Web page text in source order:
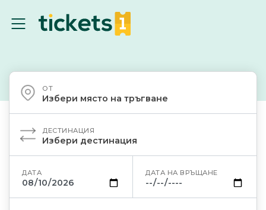
ОТ
Избери място на тръгване
ДЕСТИНАЦИЯ
Избери дестинация
ДАТА ДАТА НА ВРЪЩАНЕ